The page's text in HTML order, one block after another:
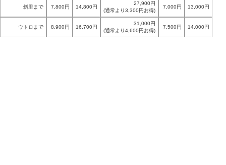
斜里まで 7,800円 14,800円
27,900円
(通常より3,300円お得)
7,000円 13,000円
ウトロまで 8,900円 16,700円
31,000円
(通常より4,600円お得)
7,500円 14,000円